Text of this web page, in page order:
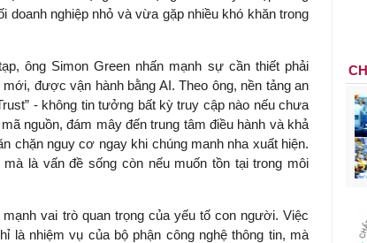
doanh nghiệp nhỏ và vừa gặp nhiều khó khăn trong
ông Simon Green nhấn mạnh sự cần thiết phải
được vận hành bằng AI. Theo ông, nền tảng an
- không tin tưởng bất kỳ truy cập nào nếu chưa
nguồn, đám mây đến trung tâm điều hành và khả
chặn nguy cơ ngay khi chúng manh nha xuất hiện.
là vấn đề sống còn nếu muốn tồn tại trong môi
vai trò quan trọng của yếu tố con người. Việc
là nhiệm vụ của bộ phận công nghệ thông tin, mà